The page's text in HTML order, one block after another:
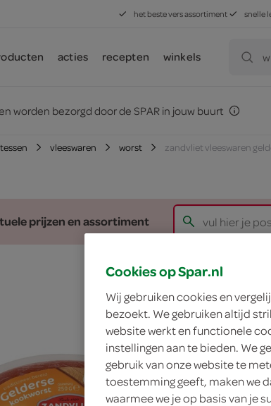
het beste vers assortiment snelle
acties recepten winkels
worden bezorgd door de SPAR in jouw buurt
vleeswaren worst zandvliet vleeswaren
prijzen en assortiment
2.
250
Cookies op Spar.nl
Wij gebruiken cookies en
bezoekt. We gebruiken altijd
website werkt en functionele
instellingen aan te bieden. We
gebruik van onze website te
toestemming geeft, maken we
waarmee we je op basis van je